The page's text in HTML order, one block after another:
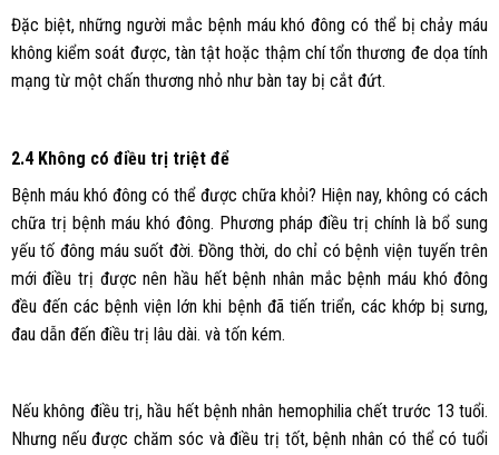
Đặc biệt, những người mắc bệnh máu khó đông có thể bị chảy máu
không kiểm soát được, tàn tật hoặc thậm chí tổn thương đe dọa tính
mạng từ một chấn thương nhỏ như bàn tay bị cắt đứt.
2.4 Không có điều trị triệt để
Bệnh máu khó đông có thể được chữa khỏi? Hiện nay, không có cách
chữa trị bệnh máu khó đông. Phương pháp điều trị chính là bổ sung
yếu tố đông máu suốt đời. Đồng thời, do chỉ có bệnh viện tuyến trên
mới điều trị được nên hầu hết bệnh nhân mắc bệnh máu khó đông
đều đến các bệnh viện lớn khi bệnh đã tiến triển, các khớp bị sưng,
đau dẫn đến điều trị lâu dài. và tốn kém.
Nếu không điều trị, hầu hết bệnh nhân hemophilia chết trước 13 tuổi.
Nhưng nếu được chăm sóc và điều trị tốt, bệnh nhân có thể có tuổi